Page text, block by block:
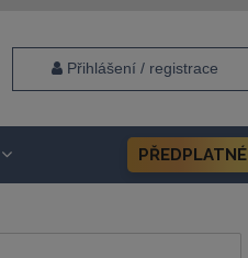
Přihlášení / registrace
PŘEDPLATNÉ